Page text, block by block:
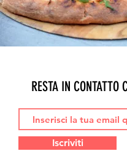
RESTA IN CONTATTO
Iscriviti